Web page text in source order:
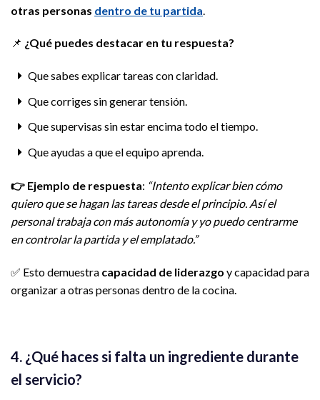
otras personas dentro de tu partida
📌 ¿Qué puedes destacar en tu respuesta?
Que sabes explicar tareas con claridad.
Que corriges sin generar tensión.
Que supervisas sin estar encima todo el tiempo.
Que ayudas a que el equipo aprenda.
👉 Ejemplo de respuesta: “Intento explicar bien cómo
quiero que se hagan las tareas desde el principio. Así el
personal trabaja con más autonomía y yo puedo centrarme
en controlar la partida y el emplatado.”
✅ Esto demuestra capacidad de liderazgo y capacidad para
organizar a otras personas dentro de la cocina.
4. ¿Qué haces si falta un ingrediente durante
el servicio?